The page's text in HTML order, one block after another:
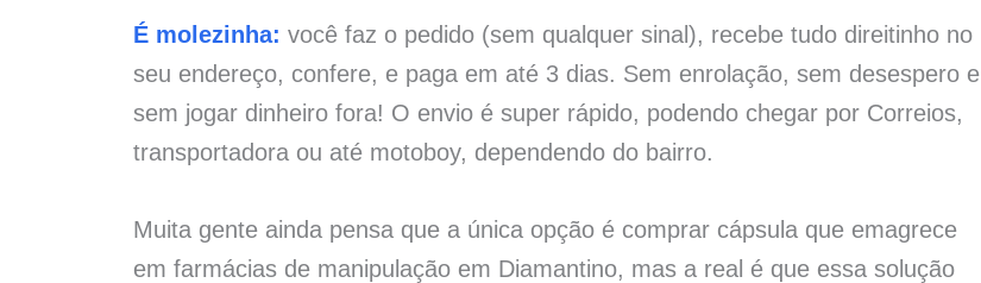
É molezinha: você faz o pedido (sem qualquer sinal), recebe tudo direitinho no
seu endereço, confere, e paga em até 3 dias. Sem enrolação, sem desespero e
sem jogar dinheiro fora! O envio é super rápido, podendo chegar por Correios,
transportadora ou até motoboy, dependendo do bairro.
Muita gente ainda pensa que a única opção é comprar cápsula que emagrece
em farmácias de manipulação em Diamantino, mas a real é que essa solução